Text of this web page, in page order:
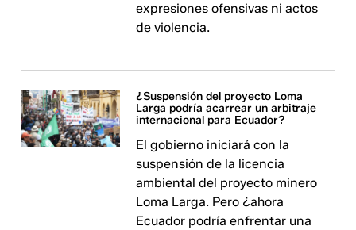
expresiones ofensivas ni actos
de violencia.
¿Suspensión del proyecto Loma
Larga podría acarrear un arbitraje
internacional para Ecuador?
El gobierno iniciará con la
suspensión de la licencia
ambiental del proyecto minero
Loma Larga. Pero ¿ahora
Ecuador podría enfrentar una